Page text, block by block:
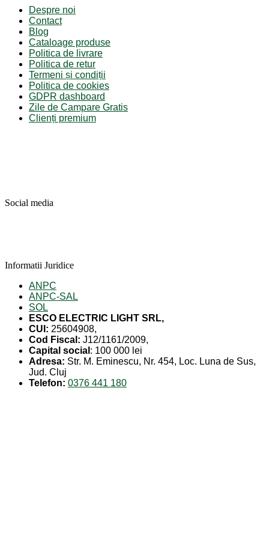
Despre noi
Contact
Blog
Cataloage produse
Politica de livrare
Politica de retur
Termeni și condiții
Politica de cookies
GDPR dashboard
Zile de Campare Gratis
Clienți premium
Social media
Informatii Juridice
ANPC
ANPC-SAL
SOL
ESCO ELECTRIC LIGHT SRL,
CUI: 25604908,
Cod Fiscal: J12/1161/2009,
Capital social : 100 000 lei
Adresa: Str. M. Eminescu, Nr. 454, Loc. Luna de Sus,
Jud. Cluj
Telefon: 0376 441 180